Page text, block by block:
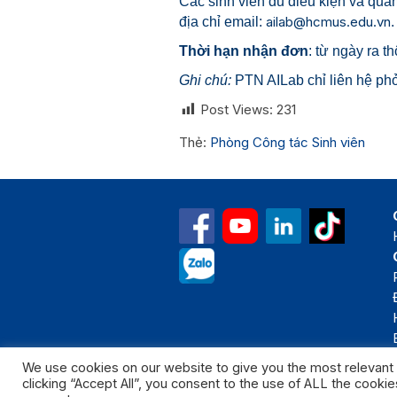
địa chỉ email: ailab@hcmus.edu.vn.
Thời hạn nhận đơn: từ ngày ra
Ghi chú: PTN AILab chỉ liên hệ
Post Views: 231
Thẻ: Phòng Công tác Sinh viên
Bản quyền
We use cookies on our website to give you the most
clicking “Accept All”, you consent to the use of ALL the